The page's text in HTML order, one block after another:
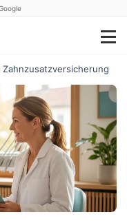
Zahnzusatzversicherung